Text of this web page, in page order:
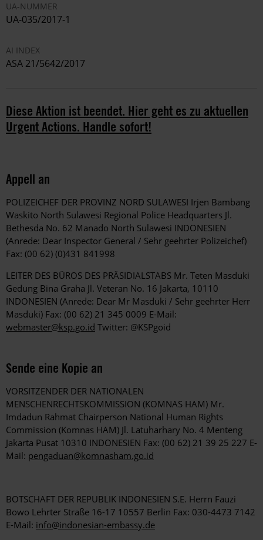
UA-NUMMER
UA-035/2017-1
AI INDEX
ASA 21/5642/2017
Diese Aktion ist beendet. Hier geht es zu aktuellen
Urgent Actions. Handle sofort!
Appell an
POLIZEICHEF DER PROVINZ NORD SULAWESI Irjen Bambang
Waskito North Sulawesi Regional Police Headquarters Jl.
Bethesda No. 62 Manado North Sulawesi INDONESIEN
(Anrede: Dear Inspector General / Sehr geehrter Polizeichef)
Fax: (00 62) (0)431 841998
LEITER DES BÜROS DES PRÄSIDIALSTABS Mr. Teten Masduki
Gedung Bina Graha Jl. Veteran No. 16 Jakarta, 10110
INDONESIEN (Anrede: Dear Mr Masduki / Sehr geehrter Herr
Masduki) Fax: (00 62) 21 345 0009 E-Mail:
webmaster@ksp.go.id Twitter: @KSPgoid
Sende eine Kopie an
VORSITZENDER DER NATIONALEN
MENSCHENRECHTSKOMMISSION (KOMNAS HAM) Mr.
Imdadun Rahmat Chairperson National Human Rights
Commission (Komnas HAM) Jl. Latuharhary No. 4 Menteng
Jakarta Pusat 10310 INDONESIEN Fax: (00 62) 21 39 25 227 E-
Mail: pengaduan@komnasham.go.id
BOTSCHAFT DER REPUBLIK INDONESIEN S.E. Herrn Fauzi
Bowo Lehrter Straße 16-17 10557 Berlin Fax: 030-4473 7142
E-Mail: info@indonesian-embassy.de